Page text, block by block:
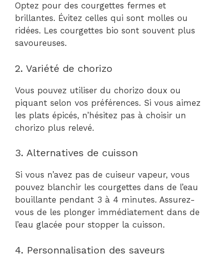
Optez pour des courgettes fermes et
brillantes. Évitez celles qui sont molles ou
ridées. Les courgettes bio sont souvent plus
savoureuses.
2. Variété de chorizo
Vous pouvez utiliser du chorizo doux ou
piquant selon vos préférences. Si vous aimez
les plats épicés, n’hésitez pas à choisir un
chorizo plus relevé.
3. Alternatives de cuisson
Si vous n’avez pas de cuiseur vapeur, vous
pouvez blanchir les courgettes dans de l’eau
bouillante pendant 3 à 4 minutes. Assurez-
vous de les plonger immédiatement dans de
l’eau glacée pour stopper la cuisson.
4. Personnalisation des saveurs